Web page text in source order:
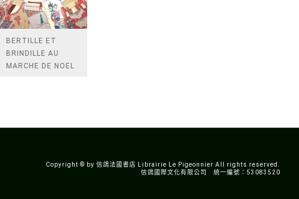
BERTILLE ET
BRINDILLE AU
MARCHE DE NOEL
Copyright © by 信鴿法國書店 Librairie Le Pigeonnier All rights reserved.
信鴿國際文化有限公司 統一編號：53083520